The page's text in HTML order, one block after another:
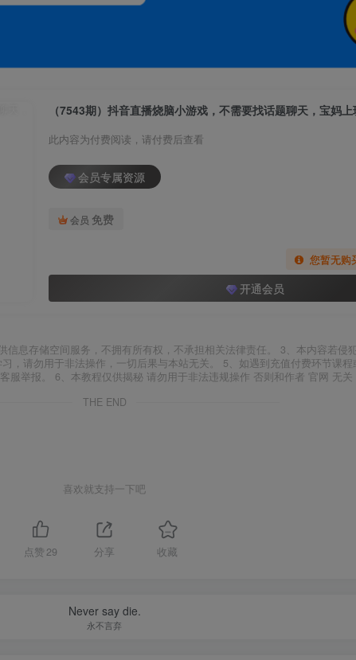
此内容为付费阅读，请付费后查看
会员专属资源
会员 免费
您暂无购
开通会员
信息存储空间服务，不拥有所有权，不承担相关法律责任。 3、本内容若侵
，请勿用于非法操作，一切后果与本站无关。 5、如遇到充值付费环节课
服举报。 6、本教程仅供揭秘 请勿用于非法违规操作 否则和作者 官网 无关
THE END
喜欢就支持一下吧
点赞 29 分享 收藏
Never say die.
永不言弃